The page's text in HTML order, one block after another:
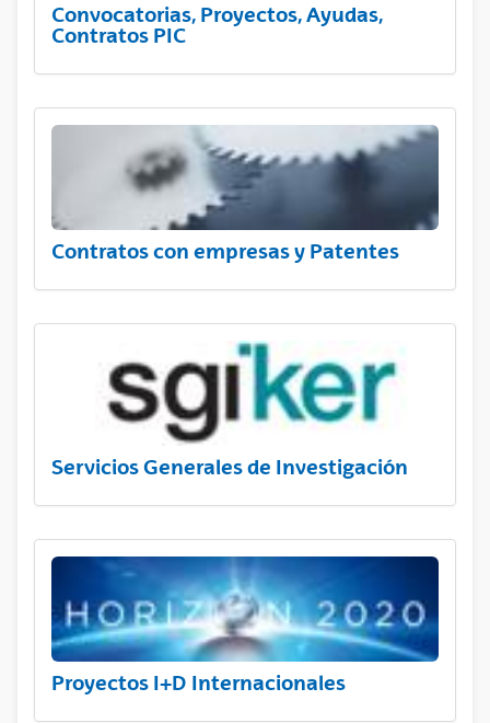
Convocatorias, Proyectos, Ayudas,
Contratos PIC
Contratos con empresas y Patentes
Servicios Generales de Investigación
Proyectos I+D Internacionales